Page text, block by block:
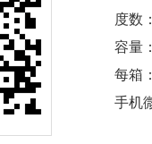
度数
容量
每箱
手机